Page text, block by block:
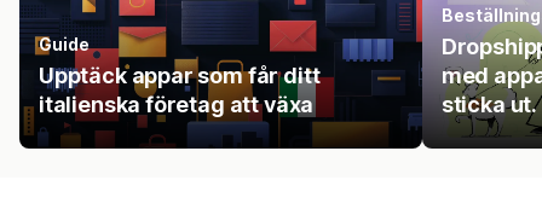
Guide
Upptäck appar som får ditt
italienska företag att växa
med
sticka ut.